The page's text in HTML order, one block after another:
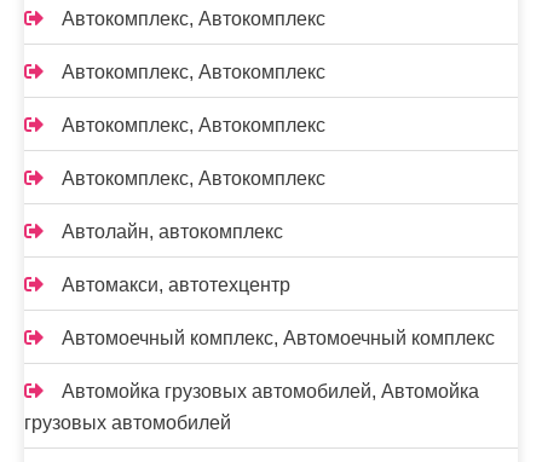
Автокомплекс, Автокомплекс
Автокомплекс, Автокомплекс
Автокомплекс, Автокомплекс
Автокомплекс, Автокомплекс
Автолайн, автокомплекс
Автомакси, автотехцентр
Автомоечный комплекс, Автомоечный комплекс
Автомойка грузовых автомобилей, Автомойка
грузовых автомобилей